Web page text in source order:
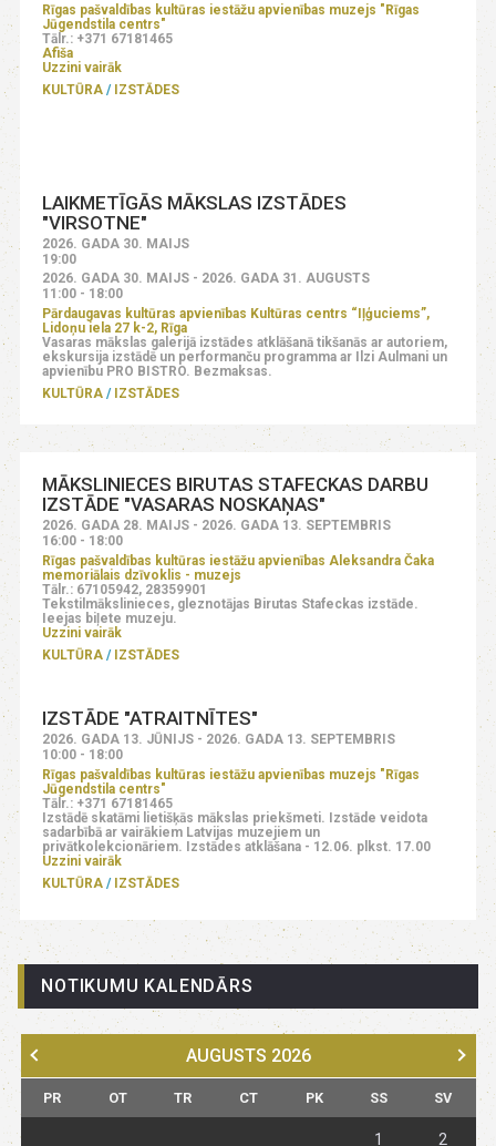
Rīgas pašvaldības kultūras iestāžu apvienības muzejs "Rīgas
Jūgendstila centrs"
Tālr.: +371 67181465
Afiša
Uzzini vairāk
KULTŪRA
IZSTĀDES
LAIKMETĪGĀS MĀKSLAS IZSTĀDES
"VIRSOTNE"
2026. GADA 30. MAIJS
19:00
2026. GADA 30. MAIJS - 2026. GADA 31. AUGUSTS
11:00 - 18:00
Pārdaugavas kultūras apvienības Kultūras centrs “Iļģuciems”,
Lidoņu iela 27 k-2, Rīga
Vasaras mākslas galerijā izstādes atklāšanā tikšanās ar autoriem,
ekskursija izstādē un performanču programma ar Ilzi Aulmani un
apvienību PRO BISTRO. Bezmaksas.
KULTŪRA
IZSTĀDES
MĀKSLINIECES BIRUTAS STAFECKAS DARBU
IZSTĀDE "VASARAS NOSKAŅAS"
2026. GADA 28. MAIJS - 2026. GADA 13. SEPTEMBRIS
16:00 - 18:00
Rīgas pašvaldības kultūras iestāžu apvienības Aleksandra Čaka
memoriālais dzīvoklis - muzejs
Tālr.: 67105942, 28359901
Tekstilmākslinieces, gleznotājas Birutas Stafeckas izstāde.
Ieejas biļete muzeju.
Uzzini vairāk
KULTŪRA
IZSTĀDES
IZSTĀDE "ATRAITNĪTES"
2026. GADA 13. JŪNIJS - 2026. GADA 13. SEPTEMBRIS
10:00 - 18:00
Rīgas pašvaldības kultūras iestāžu apvienības muzejs "Rīgas
Jūgendstila centrs"
Tālr.: +371 67181465
Izstādē skatāmi lietišķās mākslas priekšmeti. Izstāde veidota
sadarbībā ar vairākiem Latvijas muzejiem un
privātkolekcionāriem. Izstādes atklāšana - 12.06. plkst. 17.00
Uzzini vairāk
KULTŪRA
IZSTĀDES
NOTIKUMU KALENDĀRS
AUGUSTS 2026
PR OT TR CT PK SS SV
1 2